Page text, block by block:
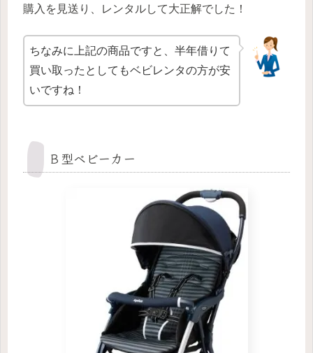
購入を見送り、レンタルして大正解でした！
ちなみに上記の商品ですと、半年借りて
買い取ったとしてもベビレンタの方が安
いですね！
Ｂ型ベビーカー